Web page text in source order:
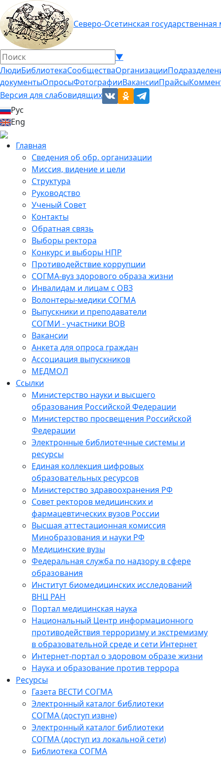
Северо-Осетинская
▼
ЛюдиБиблиотекаСообществаОрганизации
документыОпросыФотографииВакансииПрайсы
Версия для слабовидящих
Рус
Eng
Главная
Сведения об обр. организации
Миссия, видение и цели
Структура
Руководство
Ученый Совет
Контакты
Обратная связь
Выборы ректора
Конкурс и выборы НПР
Противодействие коррупции
СОГМА-вуз здорового образа жизни
Инвалидам и лицам с ОВЗ
Волонтеры-медики СОГМА
Выпускники и преподаватели
СОГМИ - участники ВОВ
Вакансии
Анкета для опроса граждан
Ассоциация выпускников
МЕДМОЛ
Ссылки
Министерство науки и высшего
образования Российской Федерации
Министерство просвещения Российской
Федерации
Электронные библиотечные системы и
ресурсы
Единая коллекция цифровых
образовательных ресурсов
Министерство здравоохранения РФ
Совет ректоров медицинских и
фармацевтических вузов России
Высшая аттестационная комиссия
Минобразования и науки РФ
Медицинские вузы
Федеральная служба по надзору в сфере
образования
Институт биомедицинских исследований
ВНЦ РАН
Портал медицинская наука
Национальный Центр информационного
противодействия терроризму и экстремизму
в образовательной среде и сети Интернет
Интернет-портал о здоровом образе жизни
Наука и образование против террора
Ресурсы
Газета ВЕСТИ СОГМА
Электронный каталог библиотеки
СОГМА (доступ извне)
Электронный каталог библиотеки
СОГМА (доступ из локальной сети)
Библиотека СОГМА